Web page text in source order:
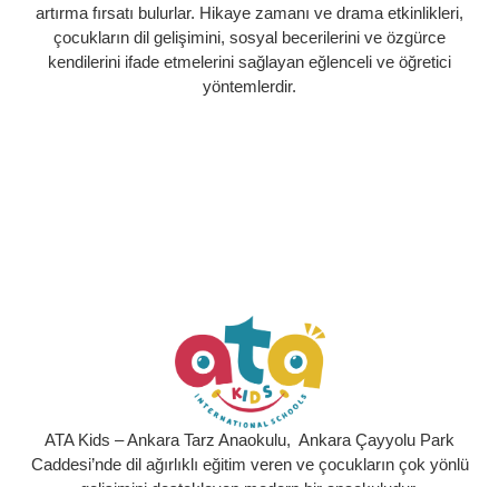
artırma fırsatı bulurlar. Hikaye zamanı ve drama etkinlikleri,
çocukların dil gelişimini, sosyal becerilerini ve özgürce
kendilerini ifade etmelerini sağlayan eğlenceli ve öğretici
yöntemlerdir.
ATA Kids – Ankara Tarz Anaokulu, Ankara Çayyolu Park
Caddesi’nde dil ağırlıklı eğitim veren ve çocukların çok yönlü